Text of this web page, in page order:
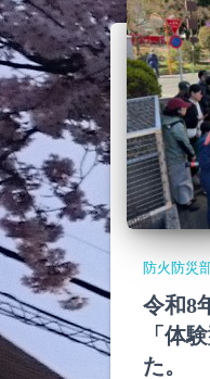
防火防災
令和8
「体
た。